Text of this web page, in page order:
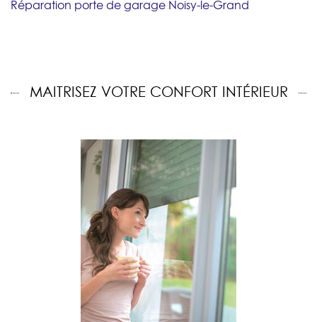
Réparation porte de garage Noisy-le-Grand
MAITRISEZ VOTRE CONFORT INTÉRIEUR